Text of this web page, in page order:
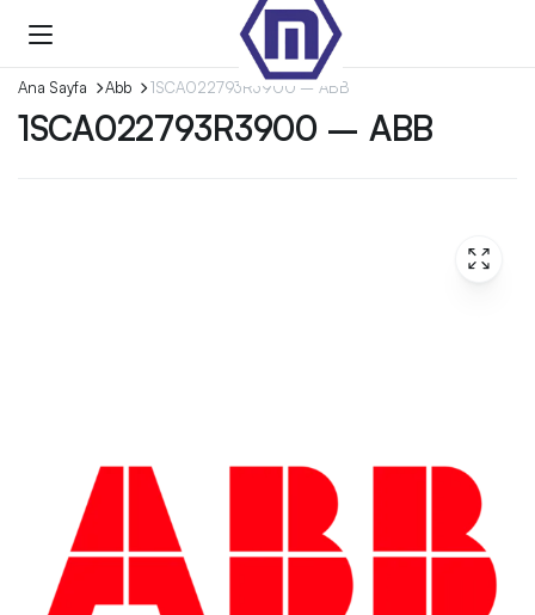
Ana Sayfa Abb 1SCA022793R3900 – ABB
1SCA022793R3900 – ABB